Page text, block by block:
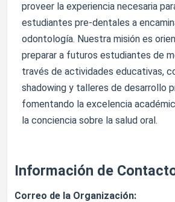
proveer la experiencia necesaria
estudiantes pre-dentales a
odontología. Nuestra misión es
preparar a futuros estudiantes de
través de actividades educativas,
shadowing y talleres de desarrollo
fomentando la excelencia
la conciencia sobre la salud oral.
Información de
Correo de la Organización: